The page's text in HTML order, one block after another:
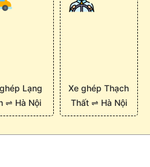
Lạng
⇌ Hà Nội
Xe ghép Thạch
Thất ⇌ Hà Nội